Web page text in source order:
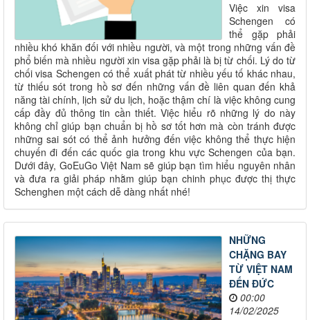
Việc xin visa
Schengen có
thể gặp phải
nhiều khó khăn đối với nhiều người, và một trong những vấn đề
phổ biến mà nhiều người xin visa gặp phải là bị từ chối. Lý do từ
chối visa Schengen có thể xuất phát từ nhiều yếu tố khác nhau,
từ thiếu sót trong hồ sơ đến những vấn đề liên quan đến khả
năng tài chính, lịch sử du lịch, hoặc thậm chí là việc không cung
cấp đầy đủ thông tin cần thiết. Việc hiểu rõ những lý do này
không chỉ giúp bạn chuẩn bị hồ sơ tốt hơn mà còn tránh được
những sai sót có thể ảnh hưởng đến việc không thể thực hiện
chuyến đi đến các quốc gia trong khu vực Schengen của bạn.
Dưới đây, GoEuGo Việt Nam sẽ giúp bạn tìm hiểu nguyên nhân
và đưa ra giải pháp nhằm giúp bạn chinh phục được thị thực
Schenghen một cách dễ dàng nhất nhé!
NHỮNG
CHẶNG BAY
TỪ VIỆT NAM
ĐẾN ĐỨC
00:00
14/02/2025